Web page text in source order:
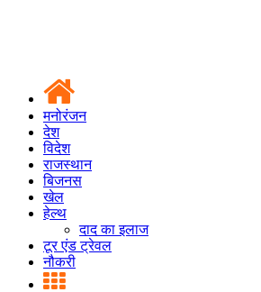
मनोरंजन
देश
विदेश
राजस्थान
बिजनस
खेल
हेल्थ
दाद का इलाज
टूर एंड ट्रेवल
नौकरी